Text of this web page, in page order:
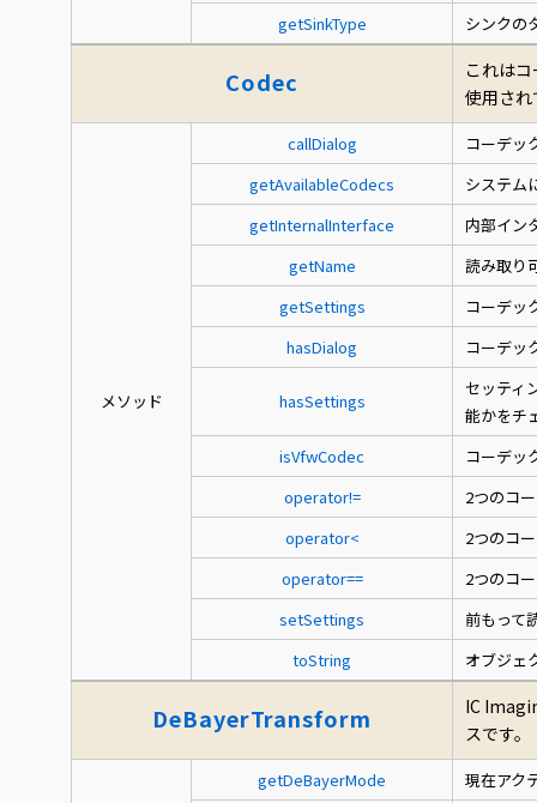
getSinkType
シンクの
Codec
これは
使用さ
メソッド
callDialog
コーデッ
getAvailableCodecs
システム
getInternalInterface
内部イン
getName
読み取り
getSettings
コーデッ
hasDialog
コーデッ
hasSettings
セッティ
能かをチ
isVfwCodec
コーデッ
operator!=
2つのコ
operator<
2つのコ
operator==
2つのコ
setSettings
前もって
toString
オブジェ
DeBayerTransform
IC
スです。
getDeBayerMode 現在アク